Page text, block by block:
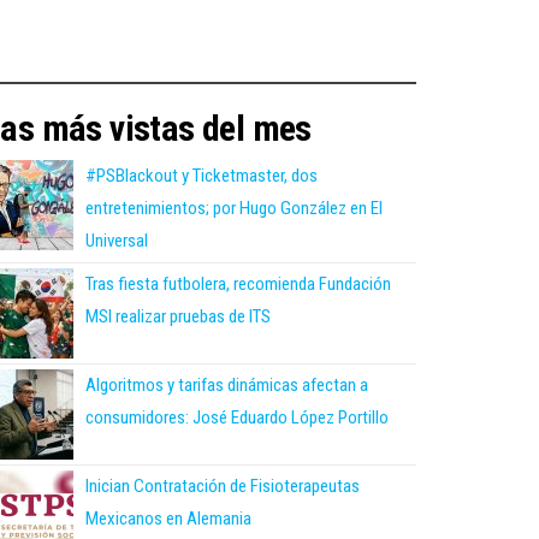
más vistas del mes
#PSBlackout y Ticketmaster, dos
entretenimientos; por Hugo González en El
Universal
Tras fiesta futbolera, recomienda Fundación
MSI realizar pruebas de ITS
Algoritmos y tarifas dinámicas afectan a
consumidores: José Eduardo López Portillo
Inician Contratación de Fisioterapeutas
Mexicanos en Alemania